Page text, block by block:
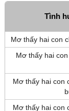
Tình
Mơ thấy hai con
Mơ thấy hai
Mơ thấy hai con
Mơ thấy hai con